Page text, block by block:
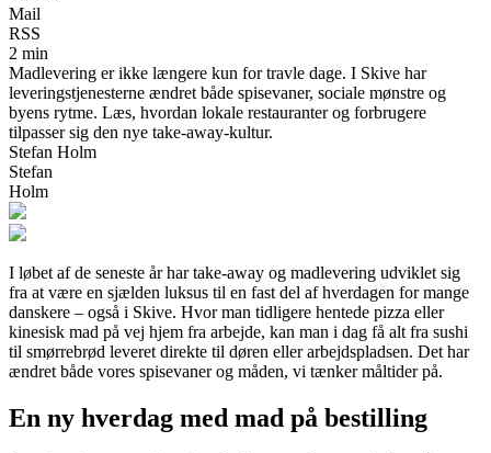
Mail
RSS
2 min
Madlevering er ikke længere kun for travle dage. I Skive har
leveringstjenesterne ændret både spisevaner, sociale mønstre og
byens rytme. Læs, hvordan lokale restauranter og forbrugere
tilpasser sig den nye take-away-kultur.
Stefan Holm
Stefan
Holm
I løbet af de seneste år har take-away og madlevering udviklet sig
fra at være en sjælden luksus til en fast del af hverdagen for mange
danskere – også i Skive. Hvor man tidligere hentede pizza eller
kinesisk mad på vej hjem fra arbejde, kan man i dag få alt fra sushi
til smørrebrød leveret direkte til døren eller arbejdspladsen. Det har
ændret både vores spisevaner og måden, vi tænker måltider på.
En ny hverdag med mad på bestilling